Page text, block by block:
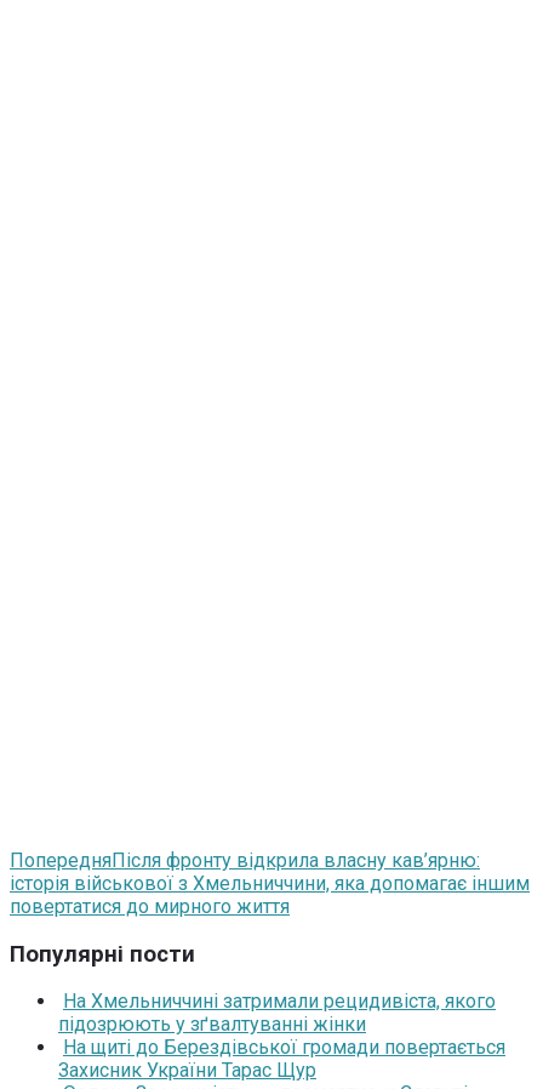
ПопередняПісля фронту відкрила власну кав’ярню:
історія військової з Хмельниччини, яка допомагає іншим
повертатися до мирного життя
Популярні пости
На Хмельниччині затримали рецидивіста, якого
підозрюють у зґвалтуванні жінки
На щиті до Берездівської громади повертається
Захисник України Тарас Щур